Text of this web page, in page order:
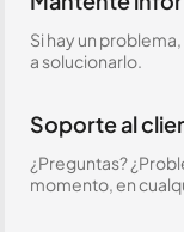
Si hay un
a solucionarlo.
Soporte al
¿Preguntas?
momento, en